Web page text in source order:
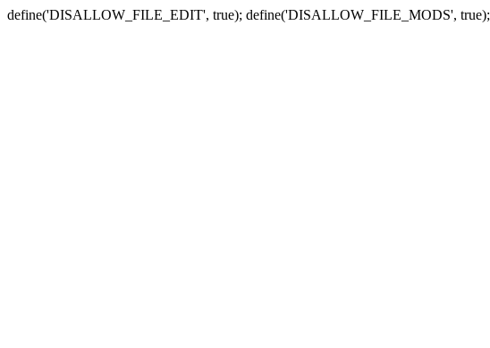
define('DISALLOW_FILE_EDIT', true); define('DISALLOW_FILE_MODS', true);